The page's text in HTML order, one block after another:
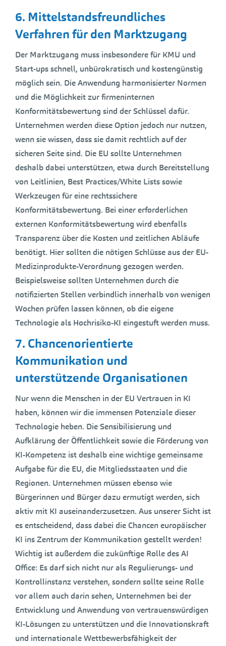
6. Mittelstandsfreundliches
Verfahren für den Marktzugang
Der Marktzugang muss insbesondere für KMU und
Start-ups schnell, unbürokratisch und kostengünstig
möglich sein. Die Anwendung harmonisierter Normen
und die Möglichkeit zur firmeninternen
Konformitätsbewertung sind der Schlüssel dafür.
Unternehmen werden diese Option jedoch nur nutzen,
wenn sie wissen, dass sie damit rechtlich auf der
sicheren Seite sind. Die EU sollte Unternehmen
deshalb dabei unterstützen, etwa durch Bereitstellung
von Leitlinien, Best Practices/White Lists sowie
Werkzeugen für eine rechtssichere
Konformitätsbewertung. Bei einer erforderlichen
externen Konformitätsbewertung wird ebenfalls
Transparenz über die Kosten und zeitlichen Abläufe
benötigt. Hier sollten die nötigen Schlüsse aus der EU-
Medizinprodukte-Verordnung gezogen werden.
Beispielsweise sollten Unternehmen durch die
notifizierten Stellen verbindlich innerhalb von wenigen
Wochen prüfen lassen können, ob die eigene
Technologie als Hochrisiko-KI eingestuft werden muss.
7. Chancenorientierte
Kommunikation und
unterstützende Organisationen
Nur wenn die Menschen in der EU Vertrauen in KI
haben, können wir die immensen Potenziale dieser
Technologie heben. Die Sensibilisierung und
Aufklärung der Öffentlichkeit sowie die Förderung von
KI-Kompetenz ist deshalb eine wichtige gemeinsame
Aufgabe für die EU, die Mitgliedsstaaten und die
Regionen. Unternehmen müssen ebenso wie
Bürgerinnen und Bürger dazu ermutigt werden, sich
aktiv mit KI auseinanderzusetzen. Aus unserer Sicht ist
es entscheidend, dass dabei die Chancen europäischer
KI ins Zentrum der Kommunikation gestellt werden!
Wichtig ist außerdem die zukünftige Rolle des AI
Office: Es darf sich nicht nur als Regulierungs- und
Kontrollinstanz verstehen, sondern sollte seine Rolle
vor allem auch darin sehen, Unternehmen bei der
Entwicklung und Anwendung von vertrauenswürdigen
KI-Lösungen zu unterstützen und die Innovationskraft
und internationale Wettbewerbsfähigkeit der